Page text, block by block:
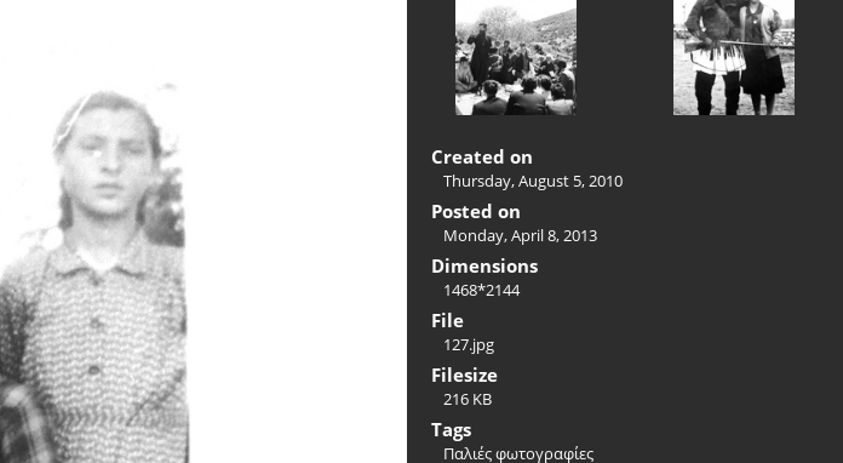
Created on
Thursday, August 5, 2010
Posted on
Monday, April 8, 2013
Dimensions
1468*2144
File
127.jpg
Filesize
216 KB
Tags
Παλιές φωτογραφίες